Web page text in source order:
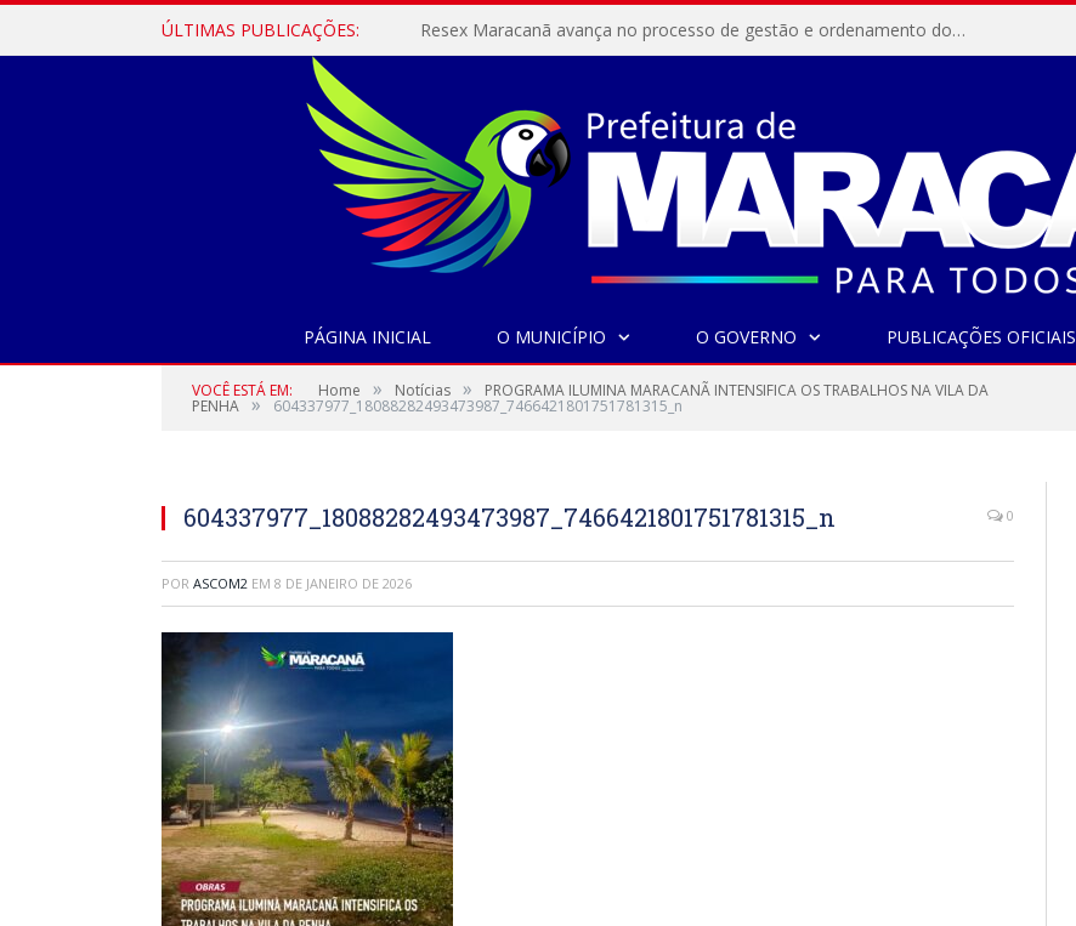
ÚLTIMAS PUBLICAÇÕES: Resex Maracanã avança no processo de gestão e ordenamento do turismo em nossas áreas protegidas.
PÁGINA INICIAL O MUNICÍPIO O GOVERNO PUBLICAÇÕES OFICIAIS
VOCÊ ESTÁ EM: Home » Notícias » PROGRAMA ILUMINA MARACANÃ INTENSIFICA OS TRABALHOS NA VILA DA
PENHA » 604337977_18088282493473987_7466421801751781315_n
604337977_18088282493473987_7466421801751781315_n 0
POR ASCOM2 EM 8 DE JANEIRO DE 2026